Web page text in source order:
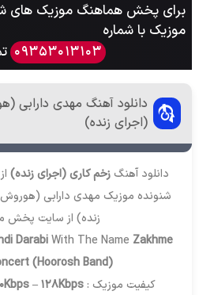
برای پخش هماهنگ موزیک های
موزیک با شماره
09353013103
دانلود آهنگ مهدی دارابی
(اجرای زنده)
دانلود آهنگ زخم کاری (اجرای زنده) از
شنونده موزیک مهدی دارابی (هوروش
زنده) از سایت پخش
DarabiWith The Name Zakhme
(Hoorosh Band)
کیفیت موزیک : – 128Kbps